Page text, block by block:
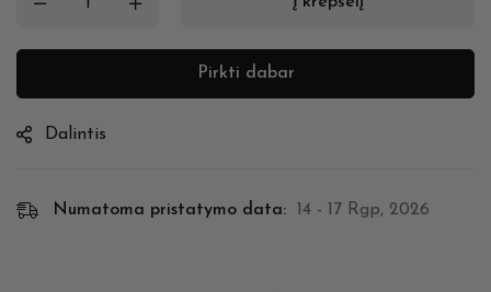
Pirkti dabar
Dalintis
Numatoma pristatymo data: 14 - 17 Rgp, 2026